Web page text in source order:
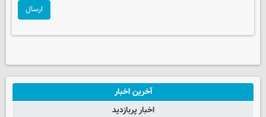
ارسال
آخرین اخبار
اخبار پربازدید